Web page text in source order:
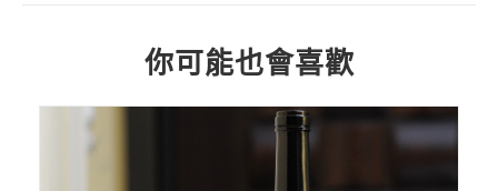
你可能也會喜歡